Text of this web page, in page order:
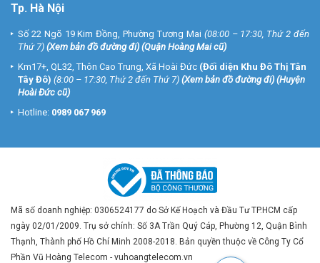
Tp. Hà Nội
Số 22 Ngõ 19 Kim Đồng, Phường Tương Mai (08:00 – 17:30, Thứ 2 đến
Thứ 7) (Xem bản đồ đường đi) (Quận Hoàng Mai cũ)
Km17+, QL32, Thôn Cao Trung, Xã Hoài Đức (Đối diện Khu Đô Thị Tân
Tây Đô) (8:00 – 17:30, Thứ 2 đến Thứ 7) (Xem bản đồ đường đi) (Huyện
Hoài Đức cũ)
Hotline: 0989 067 969
Mã số doanh nghiệp: 0306524177 do Sở Kế Hoạch và Đầu Tư TP.HCM cấp
ngày 02/01/2009. Trụ sở chính: Số 3A Trần Quý Cáp, Phường 12, Quận Bình
Thạnh, Thành phố Hồ Chí Minh 2008-2018. Bản quyền thuộc về Công Ty Cổ
Phần Vũ Hoàng Telecom - vuhoangtelecom.vn